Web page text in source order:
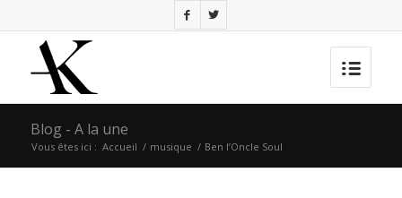
Blog - A la une
Vous êtes ici : Accueil / musique / Ben l’Oncle Soul